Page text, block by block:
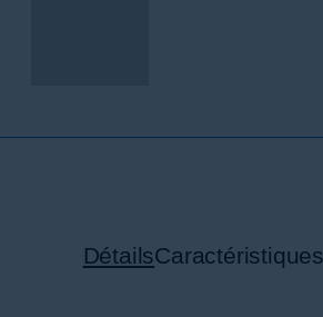
DétailsCaractéristiques